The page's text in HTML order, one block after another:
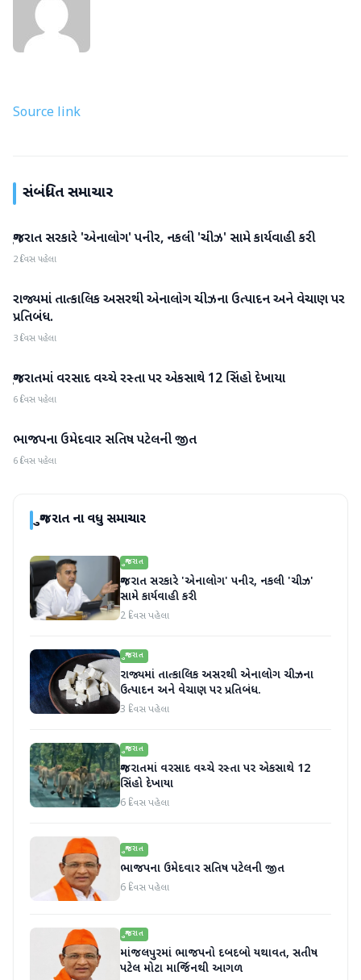
Source link
સંબંધિત સમાચાર
ગુજરાત ગુજરાત સરકારે 'એનાલોગ' પનીર, નકલી 'ચીઝ' સામે કાર્યવાહી કરી
2 દિવસ પહેલા
ગુજરાત
રાજ્યમાં તાત્કાલિક અસરથી એનાલોગ ચીઝના ઉત્પાદન અને વેચાણ પર
પ્રતિબંધ.
3 દિવસ પહેલા
ગુજરાત
ગુજરાતમાં વરસાદ વચ્ચે રસ્તા પર એકસાથે 12 સિંહો દેખાયા
6 દિવસ પહેલા
ગુજરાત
ભાજપના ઉમેદવાર સતિષ પટેલની જીત
6 દિવસ પહેલા
ગુજરાતના વધુ સમાચાર
ગુજરાત
ગુજરાત સરકારે 'એનાલોગ' પનીર, નકલી 'ચીઝ'
સામે કાર્યવાહી કરી
2 દિવસ પહેલા
ગુજરાત
રાજ્યમાં તાત્કાલિક અસરથી એનાલોગ ચીઝના
ઉત્પાદન અને વેચાણ પર પ્રતિબંધ.
3 દિવસ પહેલા
ગુજરાત
ગુજરાતમાં વરસાદ વચ્ચે રસ્તા પર એકસાથે 12
સિંહો દેખાયા
6 દિવસ પહેલા
ગુજરાત
ભાજપના ઉમેદવાર સતિષ પટેલની જીત
6 દિવસ પહેલા
ગુજરાત
માંજલપુરમાં ભાજપનો દબદબો યથાવત, સતીષ
પટેલ મોટા માર્જિનથી આગળ